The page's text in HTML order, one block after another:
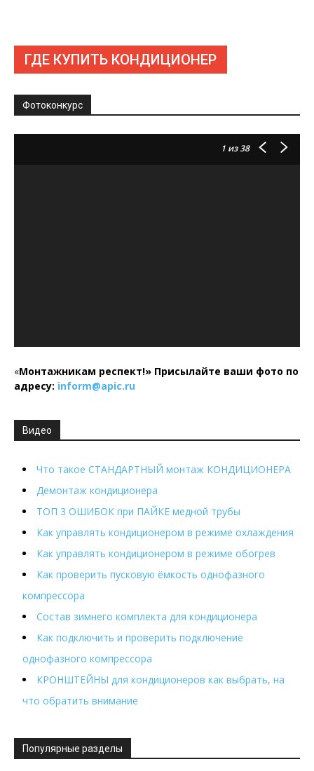
ГДЕ КУПИТЬ КОНДИЦИОНЕР
Фотоконкурс
1 из 38
«Монтажникам респект!» Присылайте ваши фото по
адресу: inform@apic.ru
Видео
Что такое СТАНДАРТНЫЙ монтаж КОНДИЦИОНЕРА
Демонтаж кондиционера
ТОП 3 ОШИБОК при ПАЙКЕ медной трубы
Как управлять кондиционером в режиме охлаждения
Как управлять кондиционером в режиме обогрев
Как проверить пусковую ёмкость однофазного
компрессора
Состав зимнего комплекта для кондиционера
Как подключить и проверить подключение
однофазного компрессора
КРОНШТЕЙНЫ для кондиционеров как выбрать, на
что обратить внимание
Популярные разделы